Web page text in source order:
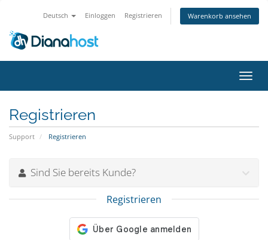
Deutsch Einloggen Registrieren Warenkorb ansehen
ein-/
Registrieren
Support Registrieren
Sind Sie bereits Kunde?
Registrieren